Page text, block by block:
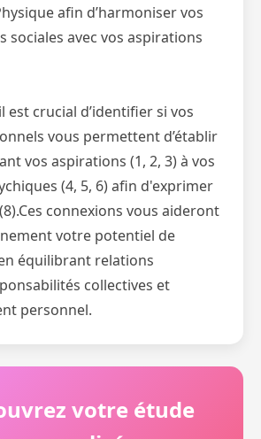
afin d’harmoniser vos
sociales avec vos aspirations
est crucial d’identifier si vos
vous permettent d’établir
vos aspirations (1, 2, 3) à vos
(4, 5, 6) afin d'exprimer
connexions vous aideront
votre potentiel de
équilibrant relations
collectives et
personnel.
votre étude